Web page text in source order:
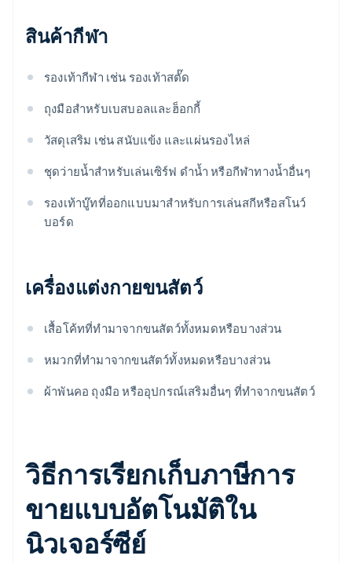
สินค้ากีฬา
รองเท้ากีฬา เช่น รองเท้าสตั๊ด
ถุงมือสําหรับเบสบอลและฮ็อกกี้
วัสดุเสริม เช่น สนับแข้ง และแผ่นรองไหล่
ชุดว่ายน้ำสำหรับเล่นเซิร์ฟ ดำน้ำ หรือกีฬาทางน้ำอื่นๆ
รองเท้าบู๊ทที่ออกแบบมาสําหรับการเล่นสกีหรือสโนว์
บอร์ด
เครื่องแต่งกายขนสัตว์
เสื้อโค้ทที่ทํามาจากขนสัตว์ทั้งหมดหรือบางส่วน
หมวกที่ทํามาจากขนสัตว์ทั้งหมดหรือบางส่วน
ผ้าพันคอ ถุงมือ หรืออุปกรณ์เสริมอื่นๆ ที่ทําจากขนสัตว์
วิธีการเรียกเก็บภาษีการ
ขายแบบอัตโนมัติใน
นิวเจอร์ซีย์